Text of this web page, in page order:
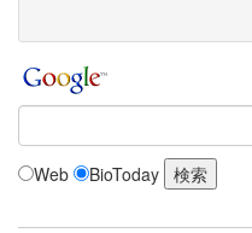
Web BioToday